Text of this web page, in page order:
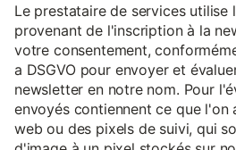
Le prestataire de services utilise
provenant de l'inscription à la
votre consentement,
a DSGVO pour envoyer et
newsletter en notre nom. Pour
envoyés contiennent ce que l'on
web ou des pixels de suivi, qui